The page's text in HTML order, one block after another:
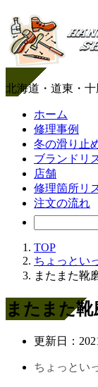
北海道・道東・
ホーム
修理事例
冬の滑り止
ブランドリ
店舗
修理箇所リ
注文の流れ
TOP
ちょっとい
またまた靴
またまた靴
更新日：
ちょっとい